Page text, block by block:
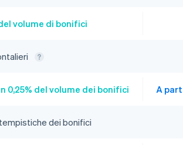
volume di bonifici
0,25% del volume dei bonifici A
dei bonifici